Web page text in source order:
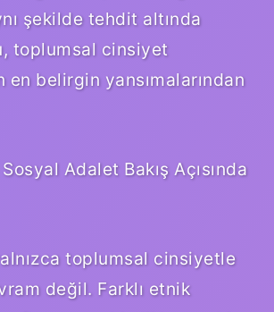
şekilde tehdit altında
toplumsal cinsiyet
belirgin yansımalarından
Adalet Bakış Açısında
toplumsal cinsiyetle
değil. Farklı etnik